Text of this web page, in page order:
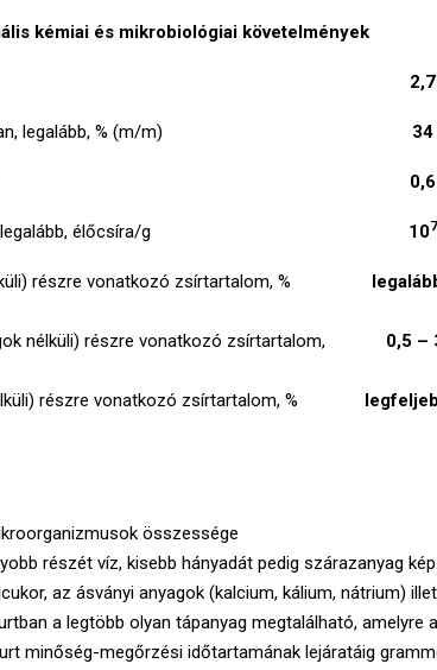
kémiai és mikrobiológiai követelmények
2,7
legalább, % (m/m) 34
0,6
élőcsíra/g 107
részre vonatkozó zsírtartalom, %
nélküli) részre vonatkozó zsírtartalom,
0,5 –
részre vonatkozó zsírtartalom, %
összessége
részét víz, kisebb hányadát pedig szárazanyag
az ásványi anyagok (kalcium, kálium, nátrium)
a legtöbb olyan tápanyag megtalálható, amelyre
minőség-megőrzési időtartamának lejáratáig